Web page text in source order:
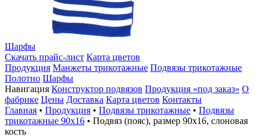
Шарфы
Скачать прайс-лист Карта цветов
Продукция Манжеты трикотажные Подвязы трикотажные
Полотно Шарфы
Навигация Конструктор подвязов Продукция «под заказ» О
фабрике Цены Доставка Карта цветов Контакты
Главная • Продукция • Подвязы трикотажные • Подвязы
трикотажные 90х16 • Подвяз (пояс), размер 90х16, слоновая
кость